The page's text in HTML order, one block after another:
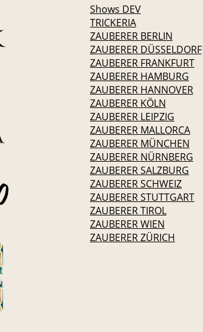
Shows DEV
TRICKERIA
ZAUBERER BERLIN
ZAUBERER DÜSSELDORF
ZAUBERER FRANKFURT
ZAUBERER HAMBURG
ZAUBERER HANNOVER
ZAUBERER KÖLN
ZAUBERER LEIPZIG
ZAUBERER MALLORCA
ZAUBERER MÜNCHEN
ZAUBERER NÜRNBERG
ZAUBERER SALZBURG
ZAUBERER SCHWEIZ
ZAUBERER STUTTGART
ZAUBERER TIROL
ZAUBERER WIEN
ZAUBERER ZÜRICH